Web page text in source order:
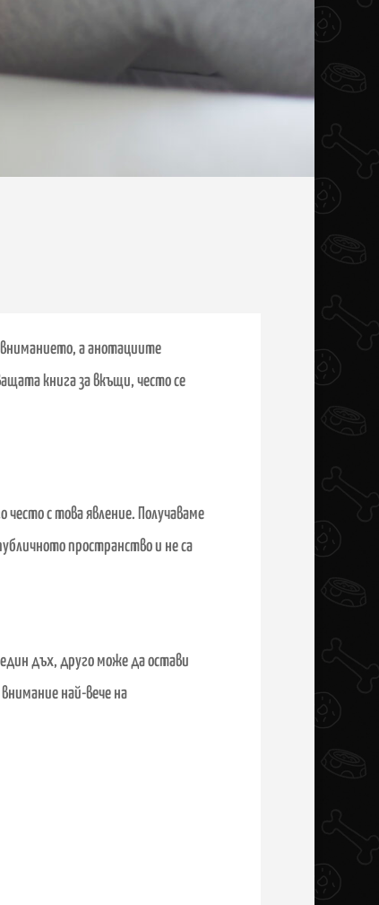
вниманието, а анотациите
книга за вкъщи, често се
с това явление. Получаваме
пространство и не са
дъх, друго може да остави
най-вече на